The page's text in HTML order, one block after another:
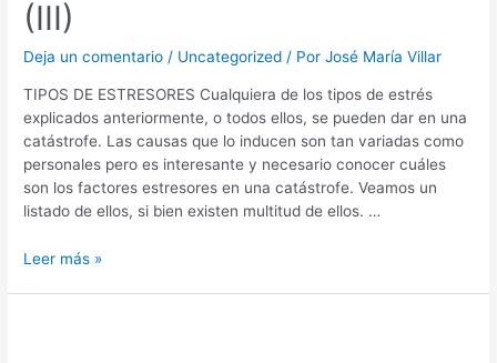
(III)
Deja un comentario / Uncategorized / PorJosé María Villar
TIPOS DE ESTRESORES Cualquiera de los tipos de estrés
explicados anteriormente, o todos ellos, se pueden dar en una
catástrofe. Las causas que lo inducen son tan variadas como
personales pero es interesante y necesario conocer cuáles
son los factores estresores en una catástrofe. Veamos un
listado de ellos, si bien existen multitud de ellos. …
Leer más »